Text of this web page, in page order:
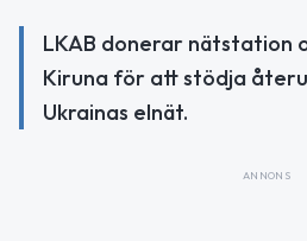
LKAB donerar nätstation
Kiruna för att stödja
Ukrainas elnät.
ANNONS